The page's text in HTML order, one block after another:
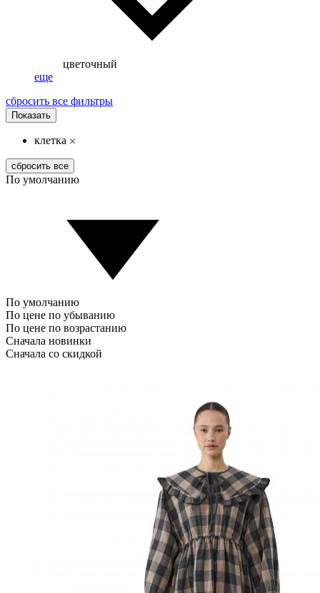
цветочный
еще
сбросить все фильтры
Показать
клетка
сбросить все
По умолчанию
По умолчанию
По цене по убыванию
По цене по возрастанию
Сначала новинки
Сначала со скидкой